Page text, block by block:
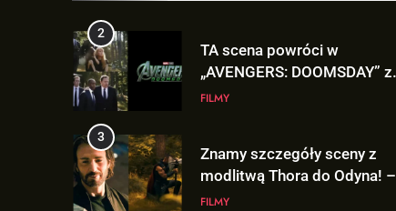
2
TA scena powróci w
„AVENGERS: DOOMSDAY” z
Pepper Potts w roli głównej!
FILMY
3
Znamy szczegóły sceny z
modlitwą Thora do Odyna! –
„AVENGERS: DOOMSDAY”
FILMY